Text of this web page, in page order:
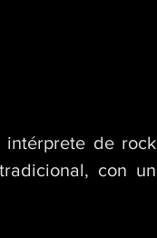
intérprete de rock
con un